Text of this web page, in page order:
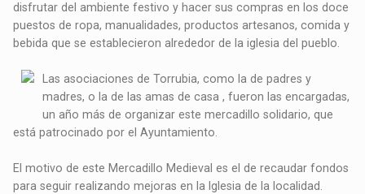
disfrutar del ambiente festivo y hacer sus compras en los doce
puestos de ropa, manualidades, productos artesanos, comida y
bebida que se establecieron alrededor de la iglesia del pueblo.
Las asociaciones de Torrubia, como la de padres y
madres, o la de las amas de casa , fueron las encargadas,
un año más de organizar este mercadillo solidario, que
está patrocinado por el Ayuntamiento.
El motivo de este Mercadillo Medieval es el de recaudar fondos
para seguir realizando mejoras en la Iglesia de la localidad.